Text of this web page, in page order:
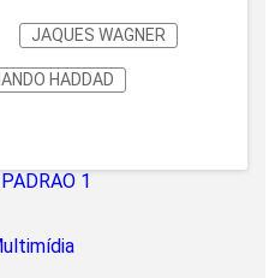
JAQUES WAGNER
HADDAD